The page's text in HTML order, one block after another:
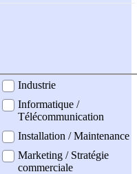
Industrie
Informatique /
Télécommunication
Installation / Maintenance
Marketing / Stratégie
commerciale